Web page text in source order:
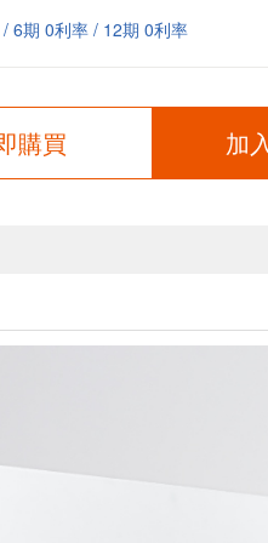
6期 0利率 / 12期 0利率
購買 加